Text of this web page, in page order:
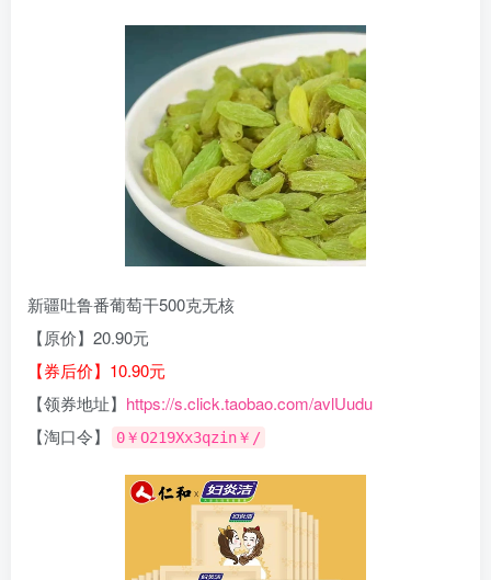
新疆吐鲁番葡萄干500克无核
【原价】20.90元
【券后价】10.90元
【领券地址】 https://s.click.taobao.com/avlUudu
【淘口令】
0￥O219Xx3qzin￥/